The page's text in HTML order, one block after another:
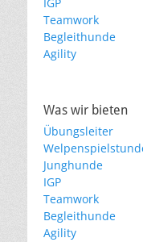
IGP
Teamwork
Begleithunde
Agility
Was wir bieten
Übungsleiter
Junghunde
IGP
Teamwork
Begleithunde
Agility